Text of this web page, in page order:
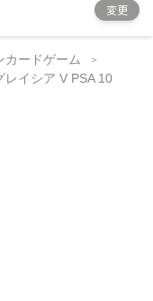
変更
カードゲーム
レイシア V PSA 10